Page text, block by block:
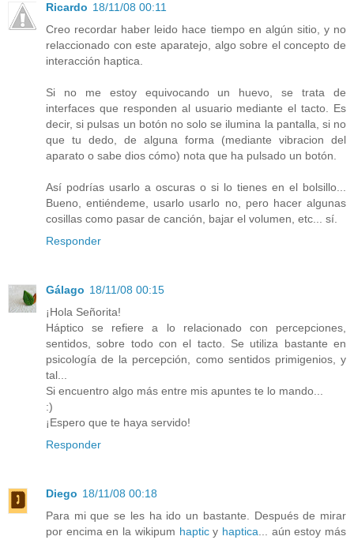
Ricardo 18/11/08 00:11
Creo recordar haber leido hace tiempo en algún sitio, y no
relaccionado con este aparatejo, algo sobre el concepto de
interacción haptica.
Si no me estoy equivocando un huevo, se trata de
interfaces que responden al usuario mediante el tacto. Es
decir, si pulsas un botón no solo se ilumina la pantalla, si no
que tu dedo, de alguna forma (mediante vibracion del
aparato o sabe dios cómo) nota que ha pulsado un botón.
Así podrías usarlo a oscuras o si lo tienes en el bolsillo...
Bueno, entiéndeme, usarlo usarlo no, pero hacer algunas
cosillas como pasar de canción, bajar el volumen, etc... sí.
Responder
Gálago 18/11/08 00:15
¡Hola Señorita!
Háptico se refiere a lo relacionado con percepciones,
sentidos, sobre todo con el tacto. Se utiliza bastante en
psicología de la percepción, como sentidos primigenios, y
tal...
Si encuentro algo más entre mis apuntes te lo mando...
:)
¡Espero que te haya servido!
Responder
Diego 18/11/08 00:18
Para mi que se les ha ido un bastante. Después de mirar
por encima en la wikipum hapticy haptica ... aún estoy más